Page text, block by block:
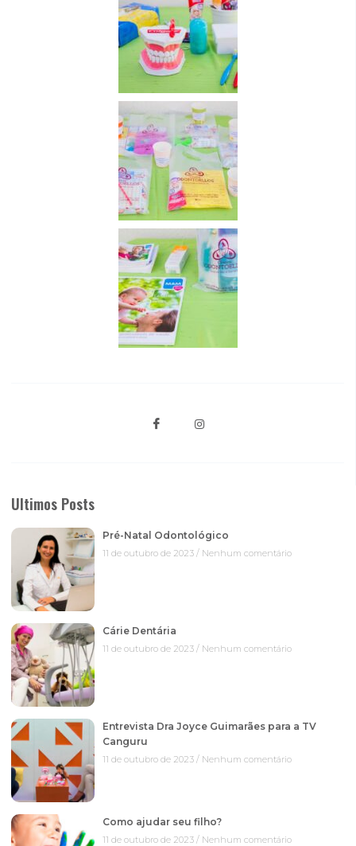
Ultimos Posts
Pré-Natal Odontológico
11 de outubro de 2023 Nenhum comentário
Cárie Dentária
11 de outubro de 2023 Nenhum comentário
Entrevista Dra Joyce Guimarães para a TV
Canguru
11 de outubro de 2023 Nenhum comentário
Como ajudar seu filho?
11 de outubro de 2023 Nenhum comentário